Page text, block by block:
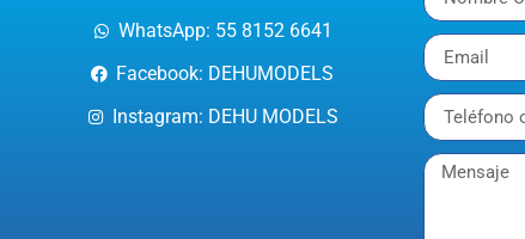
WhatsApp: 55 8152 6641
Facebook: DEHUMODELS
Instagram: DEHU MODELS